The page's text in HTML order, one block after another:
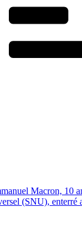
Macron, 10
(SNU), enterré